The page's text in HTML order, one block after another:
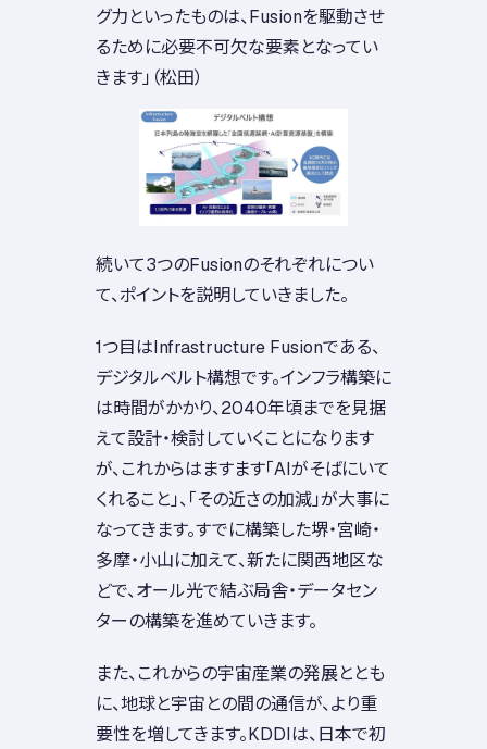
グ力といったものは、Fusionを駆動させ
るために必要不可欠な要素となってい
きます」（松田）
続いて3つのFusionのそれぞれについ
て、ポイントを説明していきました。
1つ目はInfrastructure Fusionである、
デジタルベルト構想です。インフラ構築に
は時間がかかり、2040年頃までを見据
えて設計・検討していくことになります
が、これからはますます「AIがそばにいて
くれること」、「その近さの加減」が大事に
なってきます。すでに構築した堺・宮崎・
多摩・小山に加えて、新たに関西地区な
どで、オール光で結ぶ局舎・データセン
ターの構築を進めていきます。
また、これからの宇宙産業の発展ととも
に、地球と宇宙との間の通信が、より重
要性を増してきます。KDDIは、日本で初